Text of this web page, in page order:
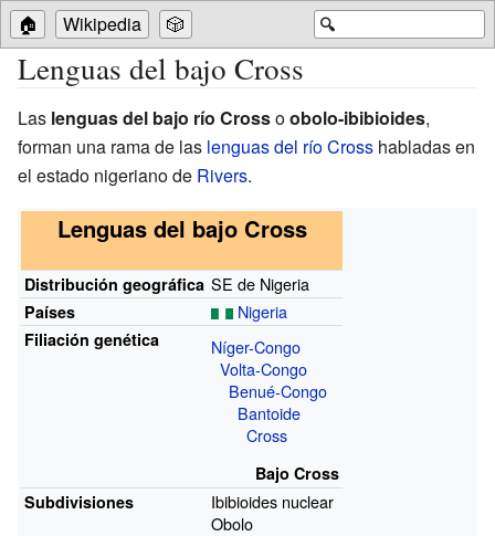
🔍
🏠 Wikipedia 🎲
Lenguas del bajo Cross
Las lenguas del bajo río Crossoobolo-ibibioides,
forman una rama de las lenguas del río Cross habladas en
el estado nigeriano de Rivers.
Lenguas del bajo Cross
Distribución geográfica SE de Nigeria
Países Nigeria
Filiación genética
Níger-Congo
Volta-Congo
Benué-Congo
Bantoide
Cross
Bajo Cross
Subdivisiones
Ibibioides nuclear
Obolo